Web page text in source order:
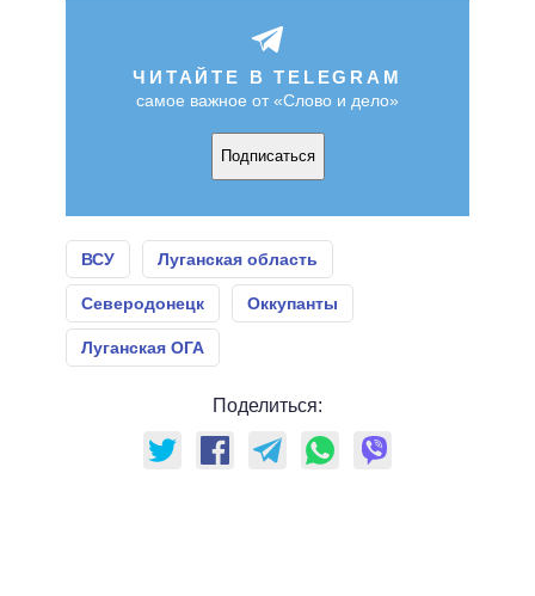
ЧИТАЙТЕ В TELEGRAM
самое важное от «Слово и дело»
Подписаться
ВСУ Луганская область
Северодонецк Оккупанты
Луганская ОГА
Поделиться: